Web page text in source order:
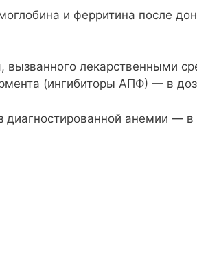
и ферритина после
вызванного лекарственными
(ингибиторы АПФ) — в
анемии —